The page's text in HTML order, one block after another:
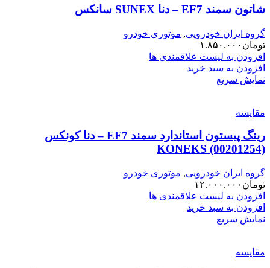
شاتون سمند EF7 – دنا SUNEX سانکس
گروه ایران خودرویی, موتوری خودرو
تومان ۱.۸۵۰.۰۰۰
افزودن به لیست علاقمندی ها
افزودن به سبد خرید
نمایش سریع
مقایسه
رینگ پیستون استاندارد سمند EF7 – دنا کونکس
KONEKS (00201254)
گروه ایران خودرویی, موتوری خودرو
تومان ۱۲.۰۰۰.۰۰۰
افزودن به لیست علاقمندی ها
افزودن به سبد خرید
نمایش سریع
مقایسه